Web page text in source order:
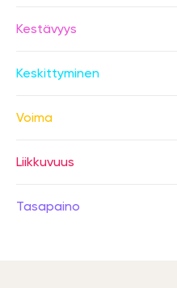
Kestävyys
Keskittyminen
Voima
Liikkuvuus
Tasapaino